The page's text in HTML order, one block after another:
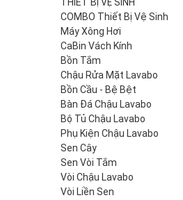
COMBO Thiết Bị Vệ Sinh
Máy Xông Hơi
CaBin Vách Kính
Bồn Tắm
Chậu Rửa Mặt Lavabo
Bồn Cầu - Bệ Bệt
Bàn Đá Chậu Lavabo
Bộ Tủ Chậu Lavabo
Phụ Kiện Chậu Lavabo
Sen Cây
Sen Vòi Tắm
Vòi Chậu Lavabo
Vòi Liền Sen